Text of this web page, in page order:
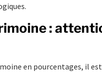
:
en pourcentages, il